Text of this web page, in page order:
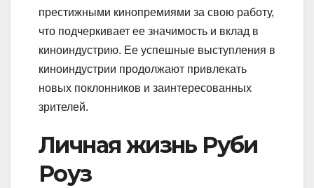
престижными кинопремиями за свою работу,
что подчеркивает ее значимость и вклад в
киноиндустрию. Ее успешные выступления в
киноиндустрии продолжают привлекать
новых поклонников и заинтересованных
зрителей.
Личная жизнь Руби
Роуз